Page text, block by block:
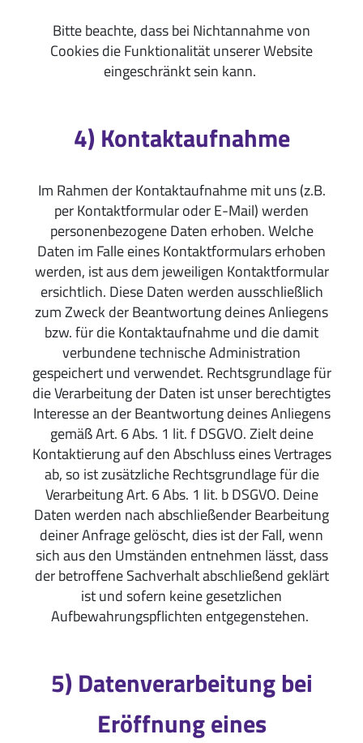
Bitte beachte, dass bei Nichtannahme von
Cookies die Funktionalität unserer Website
eingeschränkt sein kann.
4) Kontaktaufnahme
Im Rahmen der Kontaktaufnahme mit uns (z.B.
per Kontaktformular oder E-Mail) werden
personenbezogene Daten erhoben. Welche
Daten im Falle eines Kontaktformulars erhoben
werden, ist aus dem jeweiligen Kontaktformular
ersichtlich. Diese Daten werden ausschließlich
zum Zweck der Beantwortung deines Anliegens
bzw. für die Kontaktaufnahme und die damit
verbundene technische Administration
gespeichert und verwendet. Rechtsgrundlage für
die Verarbeitung der Daten ist unser berechtigtes
Interesse an der Beantwortung deines Anliegens
gemäß Art. 6 Abs. 1 lit. f DSGVO. Zielt deine
Kontaktierung auf den Abschluss eines Vertrages
ab, so ist zusätzliche Rechtsgrundlage für die
Verarbeitung Art. 6 Abs. 1 lit. b DSGVO. Deine
Daten werden nach abschließender Bearbeitung
deiner Anfrage gelöscht, dies ist der Fall, wenn
sich aus den Umständen entnehmen lässt, dass
der betroffene Sachverhalt abschließend geklärt
ist und sofern keine gesetzlichen
Aufbewahrungspflichten entgegenstehen.
5) Datenverarbeitung bei
Eröffnung eines